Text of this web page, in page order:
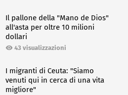
Il pallone della "Mano de Dios"
all'asta per oltre 10 milioni
dollari
43 visualizzazioni
I migranti di Ceuta: "Siamo
venuti qui in cerca di una vita
migliore"